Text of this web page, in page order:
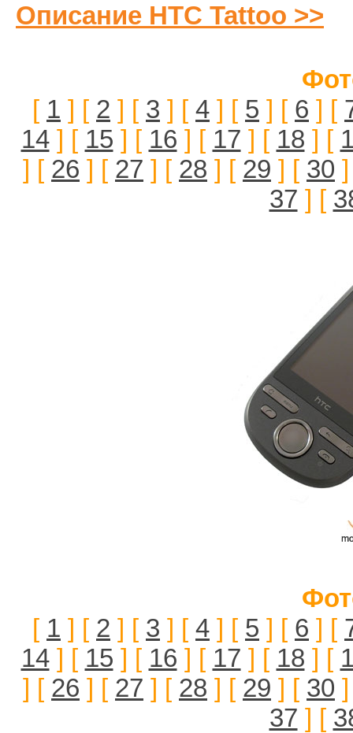
Описание HTC Tattoo >>
[ 1 ] [ 2 ] [ 3 ] [ 4 ] [ 5 ] [ 6 ] [
14] [ 15 ] [ 16 ] [ 17 ] [ 18 ] [
] [ 26 ] [ 27 ] [ 28 ] [ 29 ] [ 30
37 ] [
[ 1 ] [ 2 ] [ 3 ] [ 4 ] [ 5 ] [ 6 ] [
14] [ 15 ] [ 16 ] [ 17 ] [ 18 ] [
] [ 26 ] [ 27 ] [ 28 ] [ 29 ] [ 30
37 ] [